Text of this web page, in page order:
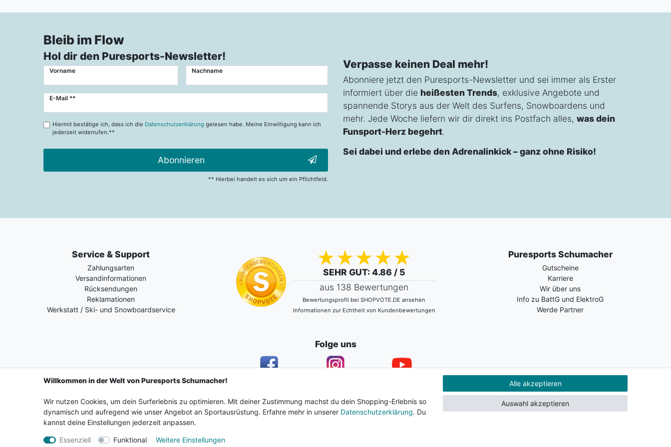
Bleib im Flow
Hol dir den Puresports-Newsletter!
Vorname Nachname
E-Mail **
Newsletter
Hiermit bestätige ich, dass ich die Datenschutzerklärung gelesen habe. Meine Einwilligung kann ich
jederzeit widerrufen.**
Abonnieren
** Hierbei handelt es sich um ein Pflichtfeld.
Verpasse keinen Deal mehr!
Abonniere jetzt den Puresports-Newsletter und sei immer als Erster
informiert über die heißesten Trends, exklusive Angebote und
spannende Storys aus der Welt des Surfens, Snowboardens und
mehr. Jede Woche liefern wir dir direkt ins Postfach alles, was dein
Funsport-Herz begehrt.
Sei dabei und erlebe den Adrenalinkick – ganz ohne Risiko!
Service & Support
Zahlungsarten
Versandinformationen
Rücksendungen
Reklamationen
Werkstatt / Ski- und Snowboardservice
SEHR GUT: 4.86 / 5
aus 138 Bewertungen
Bewertungsprofil bei SHOPVOTE.DE ansehen
Informationen zur Echtheit von Kundenbewertungen
Puresports Schumacher
Gutscheine
Karriere
Wir über uns
Info zu BattG und ElektroG
Werde Partner
Folge uns
Impressum Daten­schutz­erklärung AGB Barrierefreiheitserklärung Widerrufs­recht Vertrag widerrufen Kontakt
Willkommen in der Welt von Puresports Schumacher!
Wir nutzen Cookies, um dein Surferlebnis zu optimieren. Mit deiner Zustimmung machst du dein Shopping-Erlebnis so
dynamisch und aufregend wie unser Angebot an Sportausrüstung. Erfahre mehr in unserer Datenschutzerklärung. Du
kannst deine Einstellungen jederzeit anpassen.
Essenziell Funktional Weitere Einstellungen
Alle akzeptieren
Auswahl akzeptieren